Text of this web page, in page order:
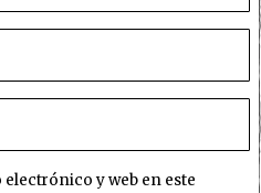
y web en este